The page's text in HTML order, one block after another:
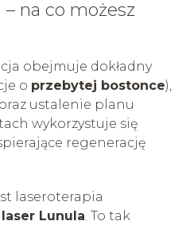
na co możesz
obejmuje dokładny
o przebytej bostonce),
ustalenie planu
wykorzystuje się
regenerację
laseroterapia
laser Lunula. To tak